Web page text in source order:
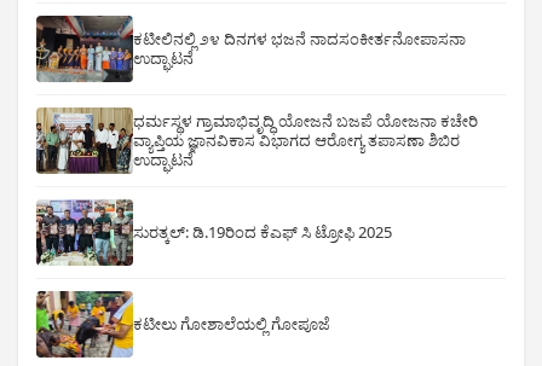
ಕಟೀಲಿನಲ್ಲಿ ೨೪ ದಿನಗಳ ಭಜನೆ ನಾದಸಂಕೀರ್ತನೋಪಾಸನಾ
ಉದ್ಘಾಟನೆ
ಧರ್ಮಸ್ಥಳ ಗ್ರಾಮಾಭಿವೃದ್ಧಿ ಯೋಜನೆ ಬಜಪೆ ಯೋಜನಾ ಕಚೇರಿ
ವ್ಯಾಪ್ತಿಯ ಜ್ಞಾನವಿಕಾಸ ವಿಭಾಗದ ಆರೋಗ್ಯ ತಪಾಸಣಾ ಶಿಬಿರ
ಉದ್ಘಾಟನೆ
ಸುರತ್ಕಲ್: ಡಿ‌.19ರಿಂದ ಕೆಎಫ್ ಸಿ ಟ್ರೋಫಿ 2025
ಕಟೀಲು ಗೋಶಾಲೆಯಲ್ಲಿ ಗೋಪೂಜೆ